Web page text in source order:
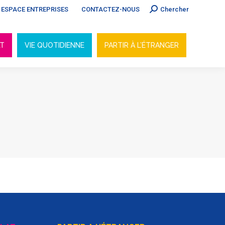
ESPACE ENTREPRISES CONTACTEZ-NOUS Search:Chercher
VIE QUOTIDIENNE PARTIR À L’ÉTRANGER